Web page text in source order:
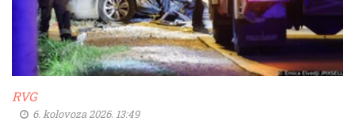
RVG
6. kolovoza 2026. 13:49